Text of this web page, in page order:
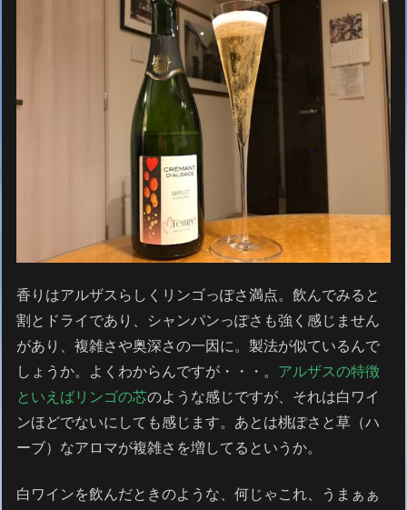
香りはアルザスらしくリンゴっぽさ満点。飲んでみると
割とドライであり、シャンパンっぽさも強く感じません
があり、複雑さや奥深さの一因に。製法が似ているんで
しょうか。よくわからんですが・・・。 アルザスの特徴
といえばリンゴの芯のような感じですが、それは白ワイ
ンほどでないにしても感じます。あとは桃ぽさと草（ハ
ーブ）なアロマが複雑さを増してるというか。
白ワインを飲んだときのような、何じゃこれ、うまぁぁ